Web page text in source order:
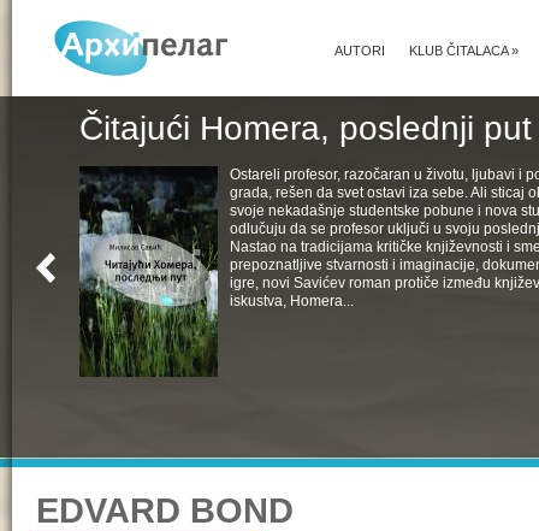
KLUB ČITALACA»
AUTORI
Čitajući Homera, poslednji put
Ostareli profesor, razočaran u životu, ljubavi i
grada, rešen da svet ostavi iza sebe. Ali sticaj
svoje nekadašnje studentske pobune i nova
odlučuju da se profesor uključi u svoju
Nastao na tradicijama kritičke književnosti i
prepoznatljive stvarnosti i imaginacije,
igre, novi Savićev roman protiče između
iskustva, Homera...
EDVARD BOND